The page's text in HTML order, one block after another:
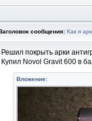
сообщения: Как я
Решил покрыть арки
Купил Novol Gravit 600 в
Вложение: